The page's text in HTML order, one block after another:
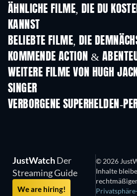
ÄHNLICHE FILME, DIE DU
KANNST
BELIEBTE FILME, DIE
KOMMENDE ACTION &
WEITERE FILME VON HUGH
SINGER
VERBORGENE SUPERHELDEN-
JustWatchDer
Streaming Guide
We are hiring!
© 2026
Inhalte